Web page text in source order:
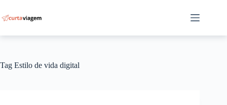
para
o
Tag Estilo de vida digital